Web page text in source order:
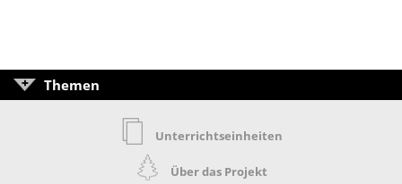
Themen
Unterrichtseinheiten
Über das Projekt